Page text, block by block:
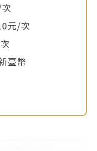
元/次
臺幣